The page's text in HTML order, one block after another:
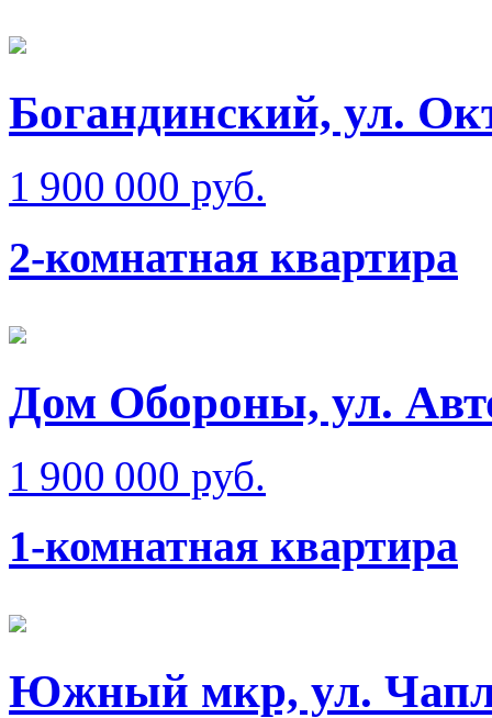
Богандинский, ул.
1 900 000 руб.
2-комнатная квартира
Дом Обороны, ул.
1 900 000 руб.
1-комнатная квартира
Южный мкр, ул.